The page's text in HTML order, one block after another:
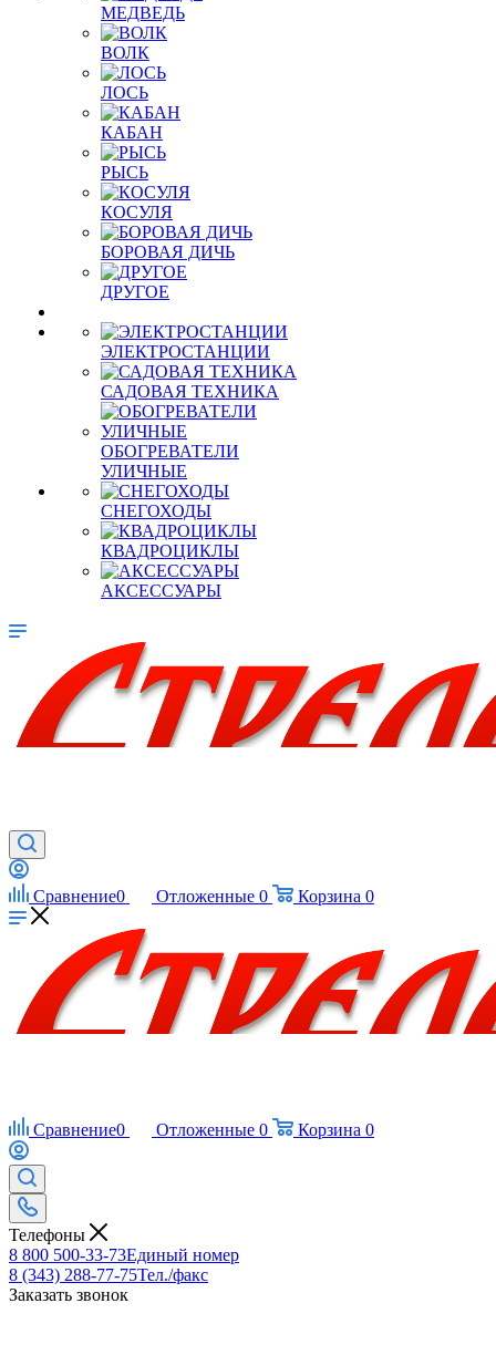
МЕДВЕДЬ
ВОЛК
ЛОСЬ
КАБАН
РЫСЬ
КОСУЛЯ
БОРОВАЯ ДИЧЬ
ДРУГОЕ
ЭЛЕКТРОСТАНЦИИ
САДОВАЯ ТЕХНИКА
ОБОГРЕВАТЕЛИ
УЛИЧНЫЕ
СНЕГОХОДЫ
КВАДРОЦИКЛЫ
АКСЕССУАРЫ
Сравнение0 Отложенные 0 Корзина 0
Сравнение0 Отложенные 0 Корзина 0
Телефоны
8 800 500-33-73Единый номер
8 (343) 288-77-75Тел./факс
Заказать звонок